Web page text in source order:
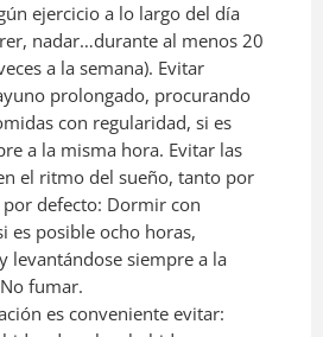
ejercicio a lo largo del día
nadar…durante al menos 20
a la semana). Evitar
prolongado, procurando
con regularidad, si es
a la misma hora. Evitar las
el ritmo del sueño, tanto por
defecto: Dormir con
es posible ocho horas,
levantándose siempre a la
fumar.
es conveniente evitar: